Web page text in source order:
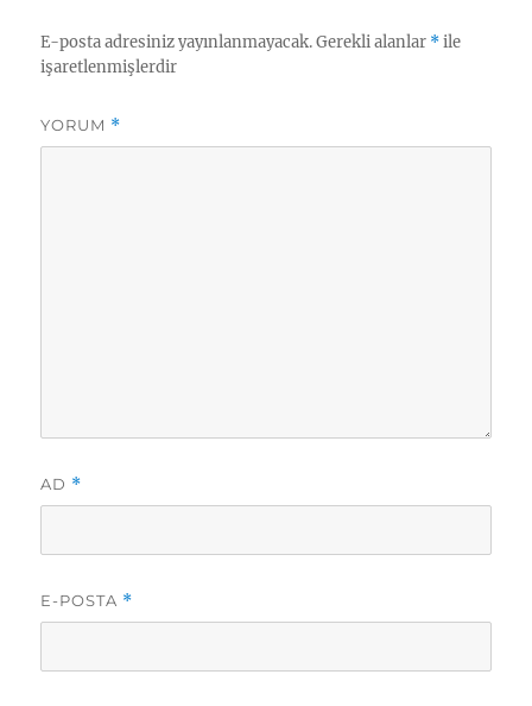
E-posta adresiniz yayınlanmayacak. Gerekli alanlar *ile
işaretlenmişlerdir
YORUM *
AD *
E-POSTA *